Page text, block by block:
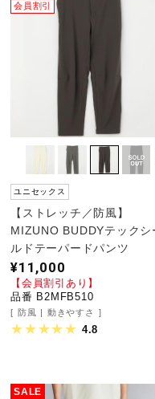
ライフスタイ
インナー
寝具／ミズノ
サポーター
健康／エクサ
会員割引
ユニセックス
【ストレッチ／防風】
MIZUNO BUDDYテックシ
ルドテーパードパンツ
¥11,000
【会員割引あり】
品番 B2MFB510
防風 動きやすさ
4.8
SALE